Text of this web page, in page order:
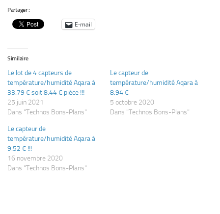
Partager :
E-mail
Similaire
Le lot de 4 capteurs de
température/humidité Aqara à
33.79 € soit 8.44 € pièce !!!
25 juin 2021
Dans "Technos Bons-Plans"
Le capteur de
température/humidité Aqara à
8.94 €
5 octobre 2020
Dans "Technos Bons-Plans"
Le capteur de
température/humidité Aqara à
9.52 € !!!
16 novembre 2020
Dans "Technos Bons-Plans"